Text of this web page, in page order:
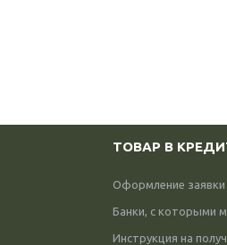
ТОВАР В
Оформление заявки
Банки, с которыми
Инструкция на